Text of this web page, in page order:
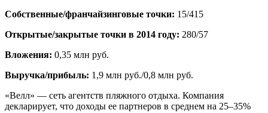
Собственные/франчайзинговые точки: 15/415
Открытые/закрытые точки в 2014 году: 280/57
Вложения: 0,35 млн руб.
Выручка/прибыль: 1,9 млн руб./0,8 млн руб.
«Велл» — сеть агентств пляжного отдыха. Компания
декларирует, что доходы ее партнеров в среднем на 25–35%